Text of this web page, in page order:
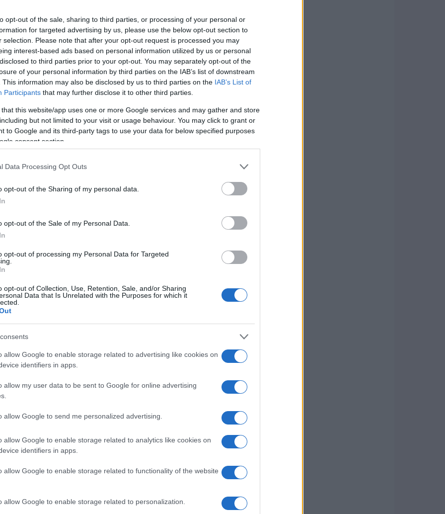
opt-out of the sale, sharing to third parties, or processing of your personal or
for targeted advertising by us, please use the below opt-out section to
selection. Please note that after your opt-out request is processed you may
interest-based ads based on personal information utilized by us or personal
to third parties prior to your opt-out. You may separately opt-out of the
of your personal information by third parties on the IAB’s list of downstream
This information may also be disclosed by us to third parties on the IAB’s List of
Participants that may further disclose it to other third parties.
that this website/app uses one or more Google services and may gather and store
but not limited to your visit or usage behaviour. You may click to grant or
to Google and its third-party tags to use your data for below specified purposes
consent section.
Data Processing Opt Outs
opt-out of the Sharing of my personal data.
opt-out of the Sale of my Personal Data.
opt-out of processing my Personal Data for Targeted
opt-out of Collection, Use, Retention, Sale, and/or Sharing
Data that Is Unrelated with the Purposes for which it
allow Google to enable storage related to advertising like cookies on
identifiers in apps.
allow my user data to be sent to Google for online advertising
allow Google to send me personalized advertising.
allow Google to enable storage related to analytics like cookies on
identifiers in apps.
allow Google to enable storage related to functionality of the website
allow Google to enable storage related to personalization.
e di amore. Eppure, spesso ci sentiamo
Questo è un pensiero comune, ma è
la consapevolezza è un passo verso la
impegno e, talvolta, la necessità di
di liberatorio nell’accettare che non
Quando iniziamo a seminare i semi
che possiamo coltivare un giardino di
possono sembrare insormontabili. Ma,
di cui abbiamo bisogno per crescere. Non
dice solo ciò che vuoi sentire. No, il mio
migliore di te stesso, quella che meriti.
situazioni scomode, fare scelte difficili e
quando decidi di iniziare un nuovo hobby o
all’inizio, ma con il tempo diventa